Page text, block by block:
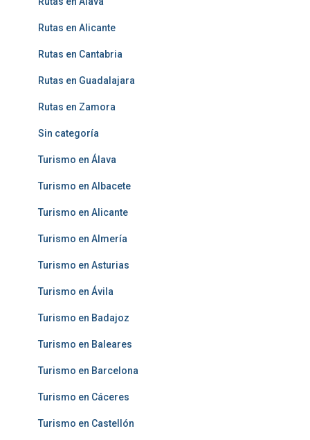
Rutas en Alicante
Rutas en Cantabria
Rutas en Guadalajara
Rutas en Zamora
Sin categoría
Turismo en Álava
Turismo en Albacete
Turismo en Alicante
Turismo en Almería
Turismo en Asturias
Turismo en Ávila
Turismo en Badajoz
Turismo en Baleares
Turismo en Barcelona
Turismo en Cáceres
Turismo en Castellón